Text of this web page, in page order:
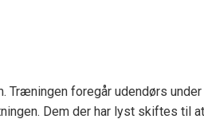
Træningen foregår udendørs under
Dem der har lyst skiftes til